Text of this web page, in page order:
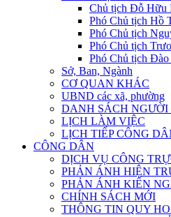
Chủ tịch Đỗ Hữu
Phó Chủ tịch Hồ
Phó Chủ tịch
Phó Chủ tịch
Phó Chủ tịch
Sở, Ban, Ngành
CƠ QUAN KHÁC
UBND các xã, phường
DANH SÁCH NGƯỜI
LỊCH LÀM VIỆC
LỊCH TIẾP CÔNG
CÔNG DÂN
DỊCH VỤ CÔNG
PHẢN ÁNH HIỆN
PHẢN ÁNH KIẾN
CHÍNH SÁCH MỚI
THÔNG TIN QUY